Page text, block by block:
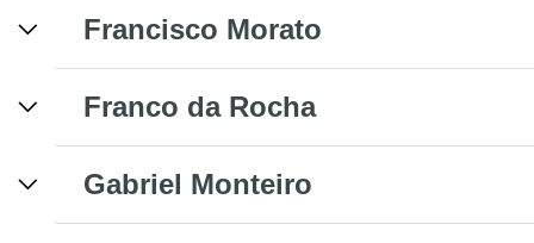
Francisco Morato
Franco da Rocha
Gabriel Monteiro